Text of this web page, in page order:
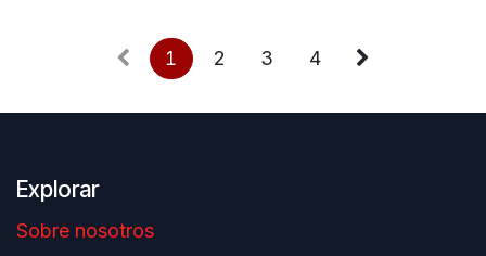
1 2 3 4
Explorar
Sobre nosotros